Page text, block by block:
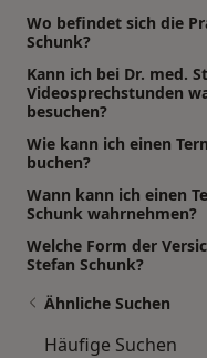
Wo befindet sich die
Schunk?
Kann ich bei Dr. med.
Videosprechstunden
besuchen?
Wie kann ich einen
buchen?
Wann kann ich einen
Schunk wahrnehmen?
Welche Form der
Stefan Schunk?
Ähnliche Suchen
Häufige Suchen